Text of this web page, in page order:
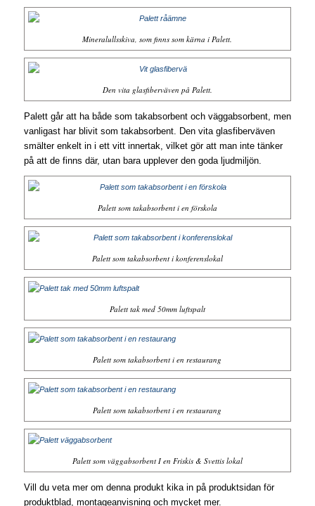
Mineralullsskiva, som finns som kärna i Palett.
Den vita glasfiberväven på Palett.
Palett går att ha både som takabsorbent och väggabsorbent, men
vanligast har blivit som takabsorbent. Den vita glasfiberväven
smälter enkelt in i ett vitt innertak, vilket gör att man inte tänker
på att de finns där, utan bara upplever den goda ljudmiljön.
Palett som takabsorbent i en förskola
Palett som takabsorbent i konferenslokal
Palett tak med 50mm luftspalt
Palett som takabsorbent i en restaurang
Palett som takabsorbent i en restaurang
Palett som väggabsorbent I en Friskis & Svettis lokal
Vill du veta mer om denna produkt kika in på produktsidan för
produktblad, montageanvisning och mycket mer.